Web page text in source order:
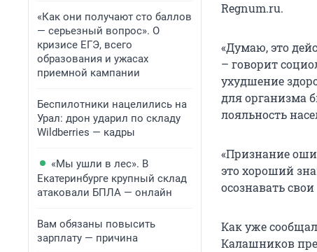
«Как они получают сто баллов
— серьезный вопрос». О
кризисе ЕГЭ, всего
образования и ужасах
приемной кампании
Беспилотники нацелились на
Урал: дрон ударил по складу
Wildberries — кадры
«Мы ушли в лес». В
Екатеринбурге крупный склад
атаковали БПЛА — онлайн
Вам обязаны повысить
зарплату — причина
Regnum.ru.
«Думаю, это
– говорит
ухудшение
для организма
лояльность
«Признание
это хороший
осознавать
Как уже
Калашников